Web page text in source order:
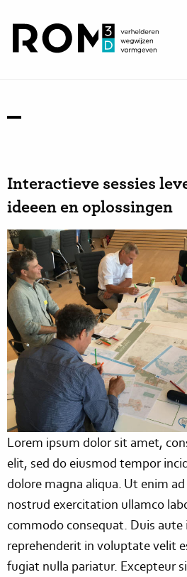
Interactieve sessies
ideeen en oplossingen
Lorem ipsum dolor sit amet,
elit, sed do eiusmod tempor
dolore magna aliqua. Ut enim
nostrud exercitation ullamco
commodo consequat. Duis aute
reprehenderit in voluptate velit
fugiat nulla pariatur. Excepteur